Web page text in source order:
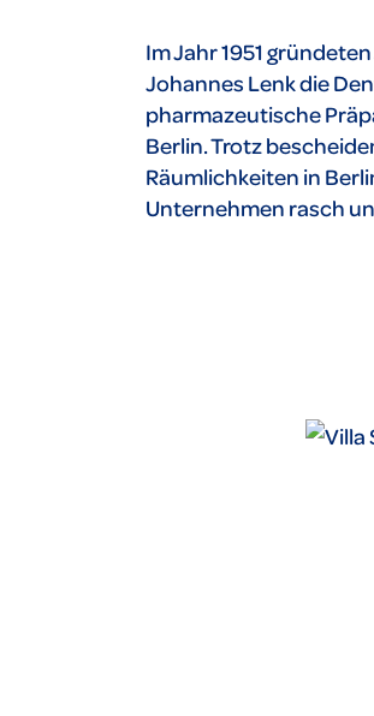
Im Jahr 1951
Johannes Lenk die
pharmazeutische
Berlin. Trotz
Räumlichkeiten in
Unternehmen rasch